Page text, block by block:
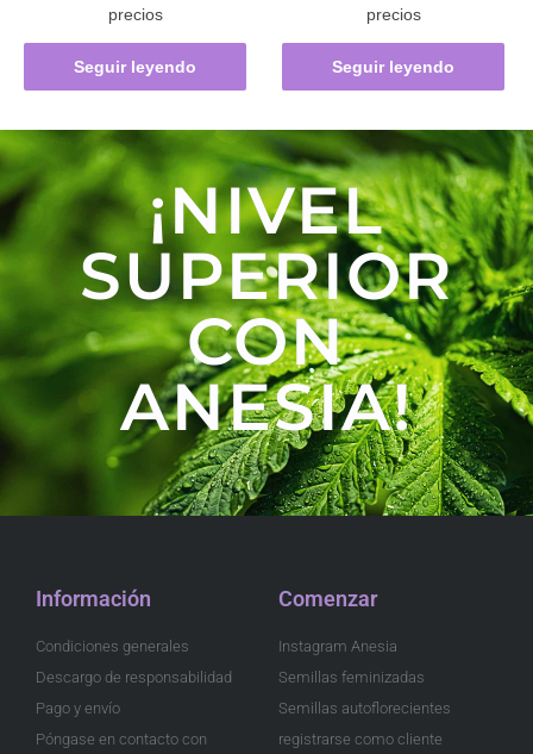
precios
Seguir leyendo
precios
Seguir leyendo
¡NIVEL
SUPERIOR
CON
ANESIA!
Información
Condiciones generales
Descargo de responsabilidad
Pago y envío
Póngase en contacto con
Comenzar
Instagram Anesia
Semillas feminizadas
Semillas autoflorecientes
registrarse como cliente